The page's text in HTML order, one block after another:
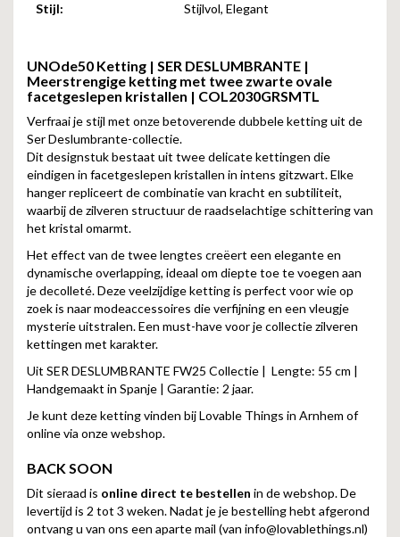
Stijl:
Stijlvol, Elegant
UNOde50 Ketting | SER DESLUMBRANTE |
Meerstrengige ketting met twee zwarte ovale
facetgeslepen kristallen | COL2030GRSMTL
Verfraai je stijl met onze betoverende dubbele ketting uit de
Ser Deslumbrante-collectie.
Dit designstuk bestaat uit twee delicate kettingen die
eindigen in facetgeslepen kristallen in intens gitzwart. Elke
hanger repliceert de combinatie van kracht en subtiliteit,
waarbij de zilveren structuur de raadselachtige schittering van
het kristal omarmt.
Het effect van de twee lengtes creëert een elegante en
dynamische overlapping, ideaal om diepte toe te voegen aan
je decolleté. Deze veelzijdige ketting is perfect voor wie op
zoek is naar modeaccessoires die verfijning en een vleugje
mysterie uitstralen. Een must-have voor je collectie zilveren
kettingen met karakter.
Uit SER DESLUMBRANTE FW25 Collectie | Lengte: 55 cm |
Handgemaakt in Spanje | Garantie: 2 jaar.
Je kunt deze ketting vinden bij Lovable Things in Arnhem of
online via onze webshop.
BACK SOON
Dit sieraad is online direct te bestellen in de webshop. De
levertijd is 2 tot 3 weken. Nadat je je bestelling hebt afgerond
ontvang u van ons een aparte mail (van info@lovablethings.nl)